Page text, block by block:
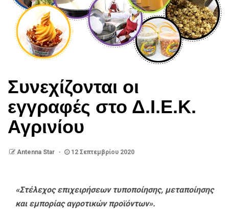
Συνεχίζονται οι
εγγραφές στο Δ.Ι.Ε.Κ.
Αγρινίου
Antenna Star 12 Σεπτεμβρίου 2020
«Στέλεχος επιχειρήσεων τυποποίησης, μεταποίησης
και εμπορίας αγροτικών προϊόντων».